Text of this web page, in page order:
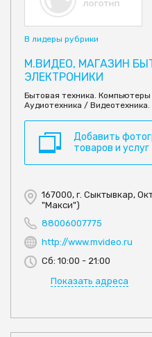
В лидеры рубрики
М.ВИДЕО, МАГАЗИН
ЭЛЕКТРОНИКИ
Бытовая техника.
Аудиотехника /
Добавить
товаров и услуг
167000, г. Сыктывкар,
"Макси")
88006007775
http://www.mvideo.ru
Сб: 10:00 - 21:00
Показать адреса